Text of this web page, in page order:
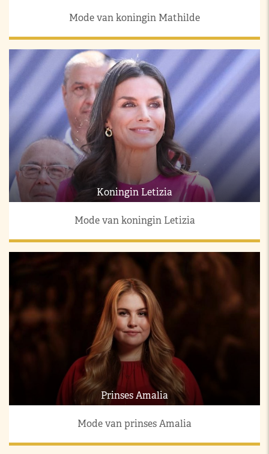
Mode van koningin Mathilde
Koningin Letizia
Mode van koningin Letizia
Prinses Amalia
Mode van prinses Amalia